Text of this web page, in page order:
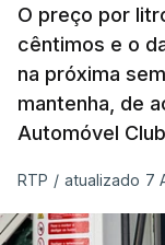
de um cabaz
131,1 pontos
O aumento dos
nas
que os
O preço por
cêntimos e o
na próxima
mantenha, de
Automóvel
RTP / atualizado 7